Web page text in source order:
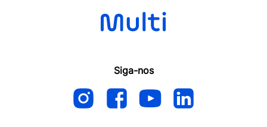
Siga-nos